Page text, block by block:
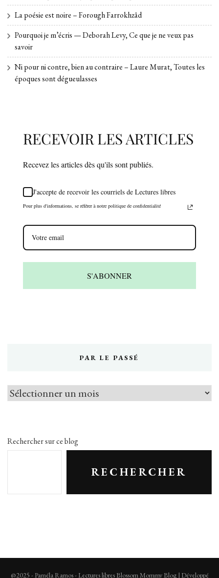
La poésie est noire – Forough Farrokhzâd
Pourquoi je m’écris — Deborah Levy, Ce que je ne veux pas
savoir
Ni pour ni contre, bien au contraire – Laure Murat, Toutes les
époques sont dégueulasses
RECEVOIR LES ARTICLES
Recevez les articles dès qu'ils sont publiés.
J'accepte de recevoir les courriels de Lectures libres
Pour plus d'informations, se référer à notre politique de confidentialité
S'ABONNER
PAR LE PASSÉ
Par
Rechercher sur ce blog
RECHERCHER
@2025 - Paméla Ramos - Lectures libresBlossom Mommy Blog | Développé